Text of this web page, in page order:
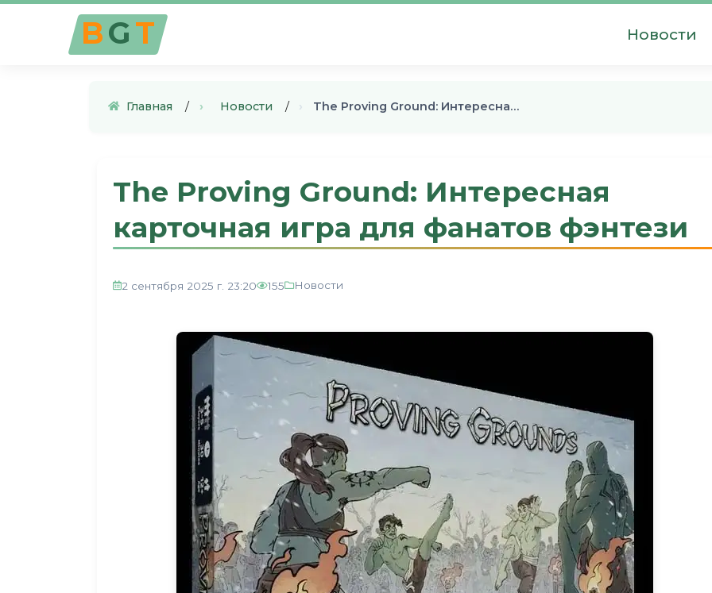
BGT Новости
Главная › Новости › The Proving Ground: Интересна…
The Proving Ground: Интересная
карточная игра для фанатов фэнтези
2 сентября 2025 г. 23:20 155 Новости